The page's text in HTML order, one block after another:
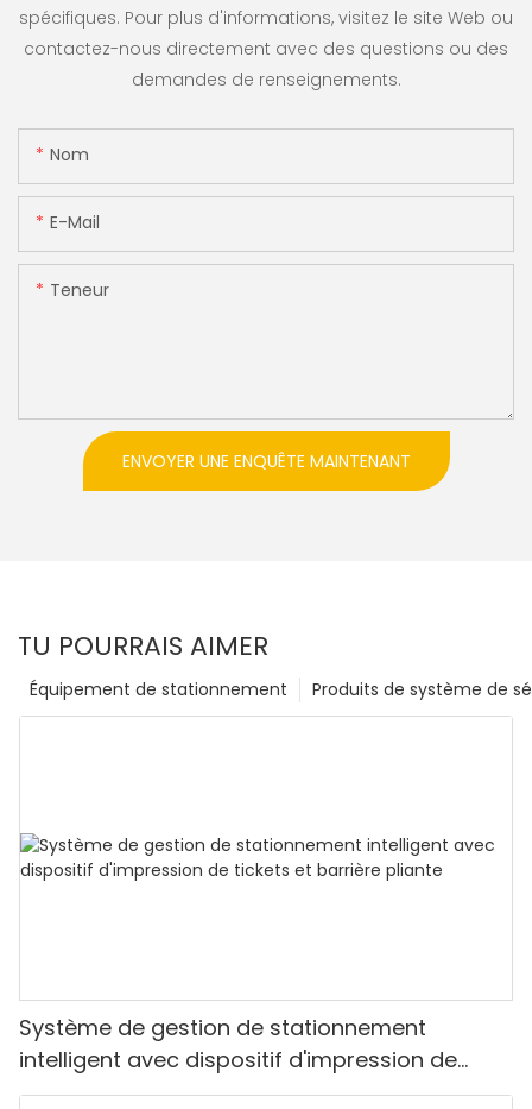
spécifiques. Pour plus d'informations, visitez le site Web ou
contactez-nous directement avec des questions ou des
demandes de renseignements.
Nom
E-Mail
Teneur
ENVOYER UNE ENQUÊTE MAINTENANT
TU POURRAIS AIMER
Produits de système de
Équipement de stationnement
Système de gestion de stationnement
intelligent avec dispositif d'impression de
tickets et barrière pliante